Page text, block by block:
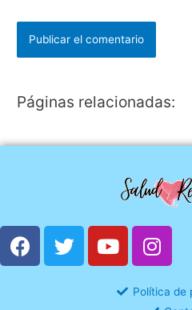
Páginas relacionadas:
Política de